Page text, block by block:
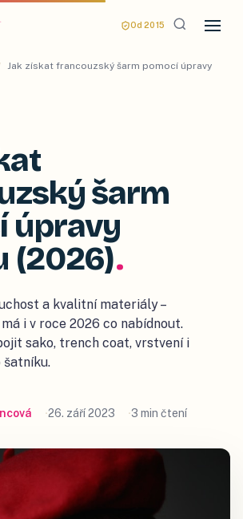
Od 2015
Jak získat francouzský šarm pomocí úpravy
šarm
úpravy
(2026).
a kvalitní materiály –
i v roce 2026 co nabídnout.
sako, trench coat, vrstvení i
šatníku.
26. září 2023 3 min čtení